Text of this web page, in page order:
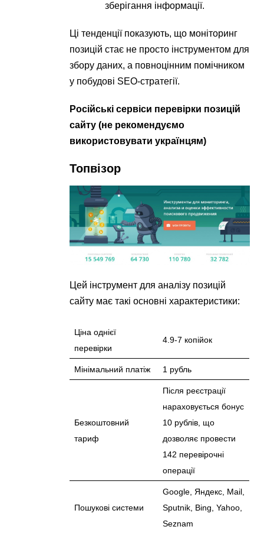
зберігання інформації.
Ці тенденції показують, що моніторинг
позицій стає не просто інструментом для
збору даних, а повноцінним помічником
у побудові SEO-стратегії.
Російські сервіси перевірки позицій
сайту (не рекомендуємо
використовувати українцям)
Топвізор
Цей інструмент для аналізу позицій
сайту має такі основні характеристики:
Ціна однієї
перевірки
4.9-7 копійок
Мінімальний платіж 1 рубль
Безкоштовний
тариф
Після реєстрації
нараховується бонус
10 рублів, що
дозволяє провести
142 перевірочні
операції
Пошукові системи
Google, Яндекс, Mail,
Sputnik, Bing, Yahoo,
Seznam